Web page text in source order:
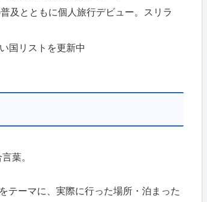
及とともに個人旅行デビュー。スリラ
国リストを更新中
葉。
テーマに、実際に行った場所・泊まった